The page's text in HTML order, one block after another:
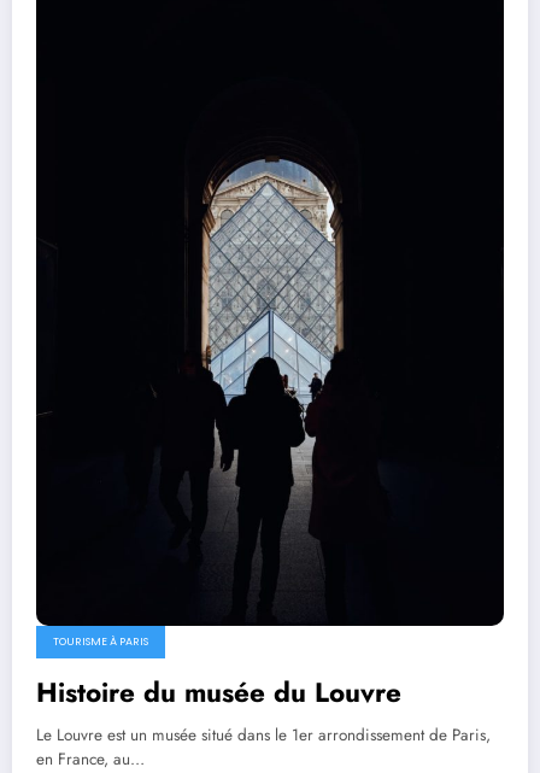
TOURISME À PARIS
Histoire du musée du Louvre
Le Louvre est un musée situé dans le 1er arrondissement de Paris,
en France, au…